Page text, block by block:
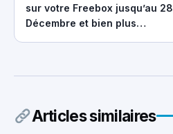
sur votre Freebox jusqu’au 28
Décembre et bien plus…
Articles similaires